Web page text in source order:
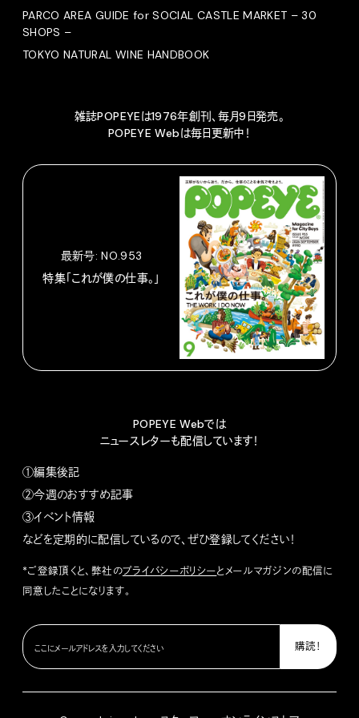
PARCO AREA GUIDE for SOCIAL CASTLE MARKET – 30
SHOPS –
TOKYO NATURAL WINE HANDBOOK
雑誌POPEYEは1976年創刊、毎月9日発売。
POPEYE Webは毎日更新中！
最新号: NO.953
特集「これが僕の仕事。」
POPEYE Webでは
ニュースレターも配信しています！
①編集後記
②今週のおすすめ記事
③イベント情報
などを定期的に配信しているので、ぜひ登録してください！
*ご登録頂くと、弊社のプライバシーポリシーとメールマガジンの配信に
同意したことになります。